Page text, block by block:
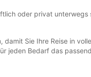
oder privat
Sie Ihre Reise in
jeden Bedarf das